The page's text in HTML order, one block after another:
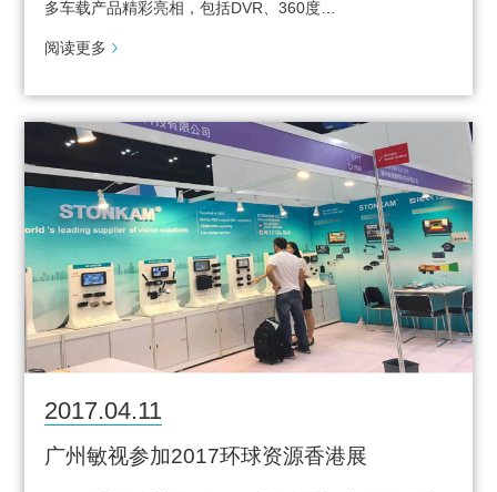
多车载产品精彩亮相，包括DVR、360度…
阅读更多
2017.04.11
广州敏视参加2017环球资源香港展